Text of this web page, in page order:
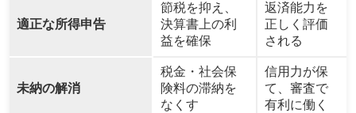
適正な所得申告
節税を抑え、
決算書上の利
益を確保
返済能力を
正しく評価
される
未納の解消
税金・社会保
険料の滞納を
なくす
信用力が保
て、審査で
有利に働く